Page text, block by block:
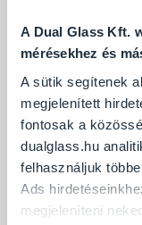
A Dual Glass Kft.
mérésekhez és
A sütik segítenek
megjelenített
fontosak a
dualglass.hu
felhasználjuk
Ads
megjeleníteni
zuhany
a fürdőszoba
stílusa és
Ha
kialakítására,
mind zuhany
kényeztetést
érdemes